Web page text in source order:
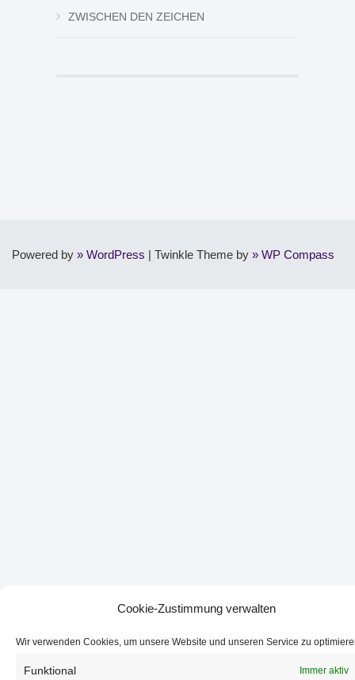
Cookie-Zustimmung verwalten
Wir verwenden Cookies, um unsere Website und unseren Service zu
Funktional Immer aktiv
ZWISCHEN DEN ZEICHEN
Powered by WordPress | Twinkle Theme by WP Compass